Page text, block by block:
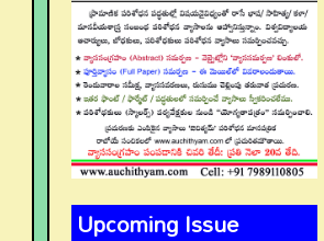
Upcoming Issue